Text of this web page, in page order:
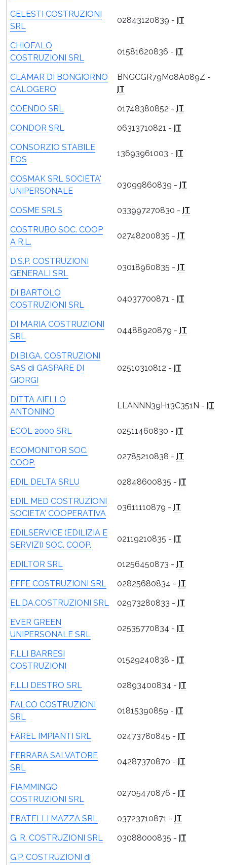
CELESTI COSTRUZIONI
SRL
02843120839 - IT
CHIOFALO
COSTRUZIONI SRL
01581620836 - IT
CLAMAR DI BONGIORNO
CALOGERO
BNGCGR79M08A089Z -
IT
COENDO SRL
01748380852 - IT
CONDOR SRL
06313710821 - IT
CONSORZIO STABILE
EOS
13693961003 - IT
COSMAK SRL SOCIETA'
UNIPERSONALE
03099860839 - IT
COSME SRLS 033997270830 - IT
COSTRUBO SOC. COOP
A R.L.
02748200835 - IT
D.S.P. COSTRUZIONI
GENERALI SRL
03018960835 - IT
DI BARTOLO
COSTRUZIONI SRL
04037700871 - IT
DI MARIA COSTRUZIONI
SRL
04488920879 - IT
DI.BI.GA. COSTRUZIONI
SAS di GASPARE DI
GIORGI
02510310812 - IT
DITTA AIELLO
ANTONINO
LLANNN39H13C351N - IT
ECOL 2000 SRL 02511460830 - IT
ECOMONITOR SOC.
COOP.
02785210838 - IT
EDIL DELTA SRLU 02848600835 - IT
EDIL MED COSTRUZIONI
SOCIETA' COOPERATIVA
03611110879 - IT
EDILSERVICE (EDILIZIA E
SERVIZI) SOC. COOP.
02119210835 - IT
EDILTOR SRL 01256450873 - IT
EFFE COSTRUZIONI SRL
02825680834 - IT
EL.DA.COSTRUZIONI SRL
02973280833 - IT
EVER GREEN
UNIPERSONALE SRL
02535770834 - IT
F.LLI BARRESI
COSTRUZIONI
01529240838 - IT
F.LLI DESTRO SRL 02893400834 - IT
FALCO COSTRUZIONI
SRL
01815390859 - IT
FAREL IMPIANTI SRL 02473780845 - IT
FERRARA SALVATORE
SRL
04287370870 - IT
FIAMMINGO
COSTRUZIONI SRL
02705470876 - IT
FRATELLI MAZZA SRL 03723710871 - IT
G. R. COSTRUZIONI SRL
03088000835 - IT
G.P. COSTRUZIONI di